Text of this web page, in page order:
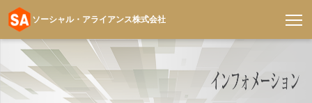
テ
ン
ソーシャル・アライアンス株式会社